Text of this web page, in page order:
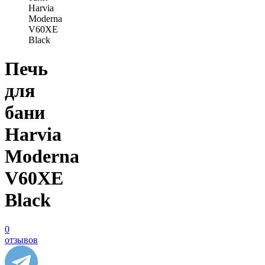
Harvia
Moderna
V60XE
Black
Печь
для
бани
Harvia
Moderna
V60XE
Black
0
отзывов